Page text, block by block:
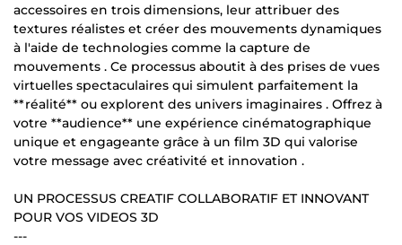
accessoires en trois dimensions, leur attribuer des
textures réalistes et créer des mouvements dynamiques
à l'aide de technologies comme la capture de
mouvements . Ce processus aboutit à des prises de vues
virtuelles spectaculaires qui simulent parfaitement la
**réalité** ou explorent des univers imaginaires . Offrez à
votre **audience** une expérience cinématographique
unique et engageante grâce à un film 3D qui valorise
votre message avec créativité et innovation .
UN PROCESSUS CREATIF COLLABORATIF ET INNOVANT
POUR VOS VIDEOS 3D
---